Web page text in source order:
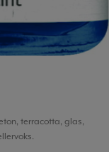
terracotta, glas,